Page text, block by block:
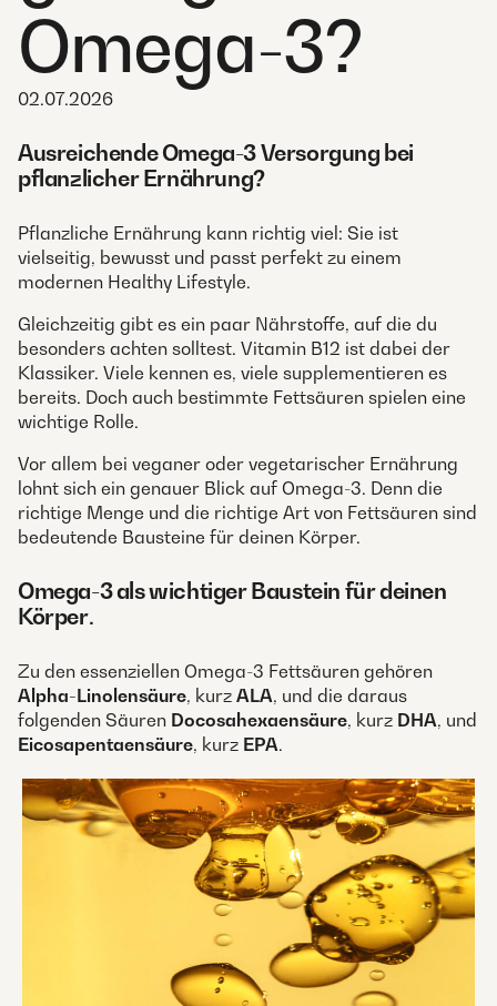
Omega-3?
02.07.2026
Ausreichende Omega-3 Versorgung bei
pflanzlicher Ernährung?
Pflanzliche Ernährung kann richtig viel: Sie ist
vielseitig, bewusst und passt perfekt zu einem
modernen Healthy Lifestyle.
Gleichzeitig gibt es ein paar Nährstoffe, auf die du
besonders achten solltest. Vitamin B12 ist dabei der
Klassiker. Viele kennen es, viele supplementieren es
bereits. Doch auch bestimmte Fettsäuren spielen eine
wichtige Rolle.
Vor allem bei veganer oder vegetarischer Ernährung
lohnt sich ein genauer Blick auf Omega-3. Denn die
richtige Menge und die richtige Art von Fettsäuren sind
bedeutende Bausteine für deinen Körper.
Omega-3 als wichtiger Baustein für deinen
Körper.
Zu den essenziellen Omega-3 Fettsäuren gehören
Alpha-Linolensäure, kurz ALA, und die daraus
folgenden Säuren Docosahexaensäure, kurz DHA, und
Eicosapentaensäure, kurz EPA.